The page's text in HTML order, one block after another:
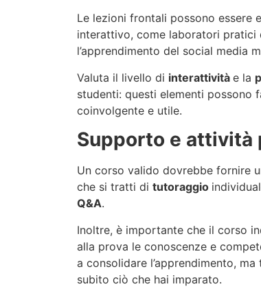
Le lezioni frontali possono essere
interattivo, come laboratori pratici
l’apprendimento del social media
Valuta il livello di interattività e la
studenti: questi elementi possono
coinvolgente e utile.
Supporto e attività
Un corso valido dovrebbe fornire
che si tratti di tutoraggio
Q&A.
Inoltre, è importante che il corso
alla prova le conoscenze e
a consolidare l’apprendimento,
subito ciò che hai imparato.